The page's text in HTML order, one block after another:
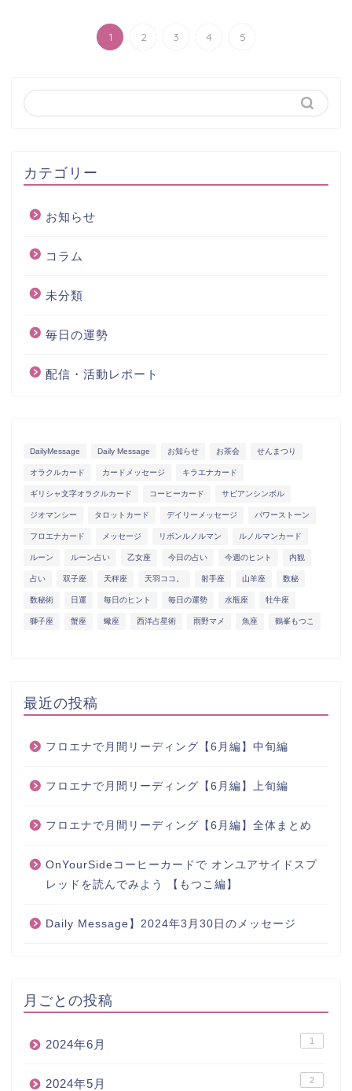
1 2 3 4 5
カテゴリー
お知らせ
コラム
未分類
毎日の運勢
配信・活動レポート
DailyMessage Daily Message お知らせ お茶会 せんまつり
オラクルカード カードメッセージ キラエナカード
ギリシャ文字オラクルカード コーヒーカード サビアンシンボル
ジオマンシー タロットカード デイリーメッセージ パワーストーン
フロエナカード メッセージ リボンルノルマン ルノルマンカード
ルーン ルーン占い 乙女座 今日の占い 今週のヒント 内観
占い 双子座 天秤座 天羽ココ。 射手座 山羊座 数秘
数秘術 日運 毎日のヒント 毎日の運勢 水瓶座 牡牛座
獅子座 蟹座 蠍座 西洋占星術 雨野マメ 魚座 鶴峯もつこ
最近の投稿
フロエナで月間リーディング【6月編】中旬編
フロエナで月間リーディング【6月編】上旬編
フロエナで月間リーディング【6月編】全体まとめ
OnYourSideコーヒーカードで オンユアサイドスプ
レッドを読んでみよう 【もつこ編】
Daily Message】2024年3月30日のメッセージ
月ごとの投稿
2024年6月 1
2024年5月 2